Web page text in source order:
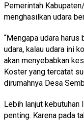
Pemerintah
menghasilkan udara
“Mengapa udara
udara, kalau udara ini
akan menyebabkan
Koster yang tercatat
dirumahnya Desa
Lebih lanjut
penting. Karena pada